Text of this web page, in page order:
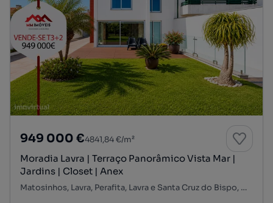
949 000 €4841,84 €/m²
Moradia Lavra | Terraço Panorâmico Vista Mar |
Jardins | Closet | Anex
Matosinhos, Lavra, Perafita, Lavra e Santa Cruz do Bispo, Matosinhos, Porto